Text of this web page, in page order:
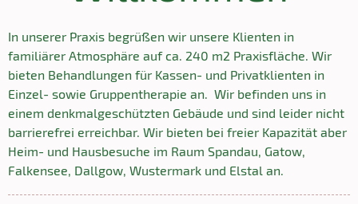
In unserer ´Praxis begrüßen wir unsere Klienten in
familiärer Atmosphäre auf ca. 240 m2 Praxisfläche. Wir
bieten Behandlungen für Kassen- und Privatklienten in
Einzel- sowie Gruppentherapie an. Wir befinden uns in
einem denkmalgeschützten Gebäude und sind leider nicht
barrierefrei erreichbar. Wir bieten bei freier Kapazität aber
Heim- und Hausbesuche im Raum Spandau, Gatow,
Falkensee, Dallgow, Wustermark und Elstal an.